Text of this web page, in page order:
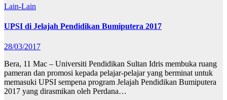
Lain-Lain
UPSI di Jelajah Pendidikan Bumiputera 2017
28/03/2017
Bera, 11 Mac – Universiti Pendidikan Sultan Idris membuka ruang
pameran dan promosi kepada pelajar-pelajar yang berminat untuk
memasuki UPSI sempena program Jelajah Pendidikan Bumiputera
2017 yang dirasmikan oleh Perdana…